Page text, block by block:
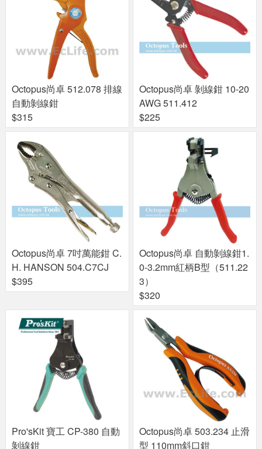
Octopus尚卓 512.078 排線
自動剝線鉗
$315
Octopus尚卓 剝線鉗 10-20
AWG 511.412
$225
Octopus尚卓 7吋萬能鉗 C.
H. HANSON 504.C7CJ
$395
Octopus尚卓 自動剝線鉗1.
0-3.2mm紅柄B型（511.22
3）
$320
Pro'sKit 寶工 CP-380 自動
剝線鉗
Octopus尚卓 503.234 止滑
型 110mm斜口鉗